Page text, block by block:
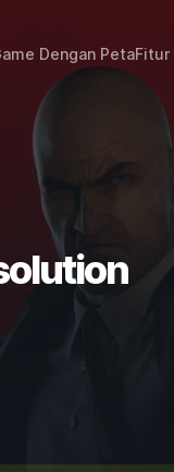
Dengan PetaFitur